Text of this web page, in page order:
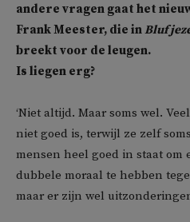
andere vragen gaat het
Frank Meester, die inBluf
breekt voor de leugen.
Is liegen erg?
‘Niet altijd. Maar soms wel.
niet goed is, terwijl ze zelf
mensen heel goed in staat om
dubbele moraal te hebben
maar er zijn wel